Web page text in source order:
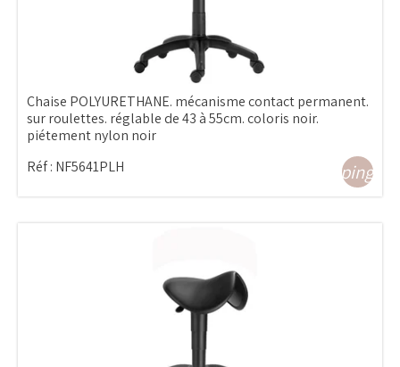
Chaise POLYURETHANE. mécanisme contact permanent.
sur roulettes. réglable de 43 à 55cm. coloris noir.
piétement nylon noir
Réf : NF5641PLH